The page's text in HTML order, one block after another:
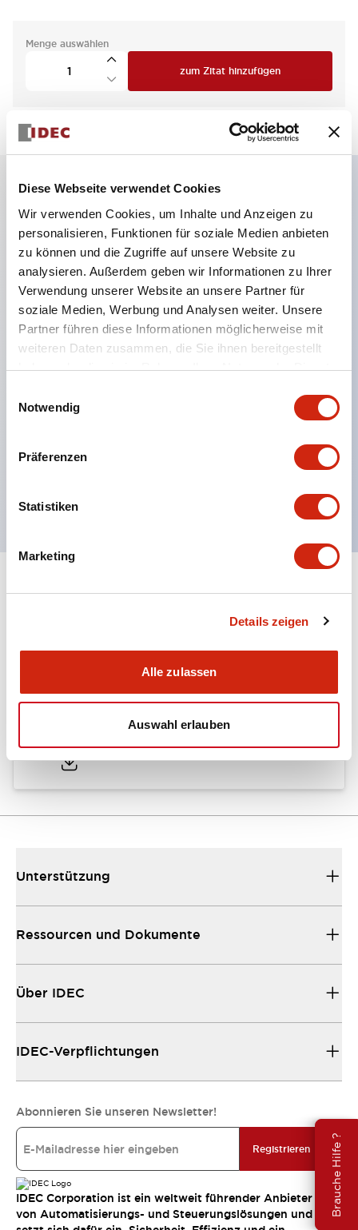
Diese Webseite verwendet Cookies
Wir verwenden Cookies, um Inhalte und Anzeigen zu
personalisieren, Funktionen für soziale Medien anbieten
zu können und die Zugriffe auf unsere Website zu
analysieren. Außerdem geben wir Informationen zu Ihrer
Verwendung unserer Website an unsere Partner für
soziale Medien, Werbung und Analysen weiter. Unsere
Partner führen diese Informationen möglicherweise mit
weiteren Daten zusammen, die Sie ihnen bereitgestellt
haben oder die sie im Rahmen Ihrer Nutzung der Dienste
Notwendig
Präferenzen
Statistiken
Marketing
Details zeigen
Alle zulassen
Auswahl erlauben
Brauche Hilfe ?
Menge auswählen
zum Zitat hinzufügen
Hauptmerkmale
Geeignet für ein breites Anwendungsspektrum
von der Konsumelektronik bis zum FA-Bereich
LED-Beleuchtungseinheit mit integriertem
strombegrenzendem Widerstand und Diode im
LED-Lampenkörper
Schutzarten IP40 und IP65 vollständig verfügbar
UL- und CSA-zertifiziert. Entspricht EN (Europa)
Normen. CCC-zertifiziert (außer Anzeigeleuchten).
Mit speziellem Zubehör leicht auf Φ22 Flash-
Dokumente und Dateien
Kataloge & Broschüren Genehmigungen &
Unterstützung
Ressourcen und Dokumente
Über IDEC
IDEC-Verpflichtungen
Abonnieren Sie unseren Newsletter!
Registrieren
IDEC Corporation ist ein weltweit führender Anbieter
von Automatisierungs- und Steuerungslösungen und